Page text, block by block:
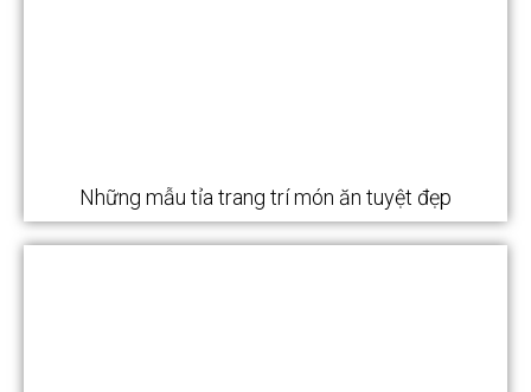
Những mẫu tỉa trang trí món ăn tuyệt đẹp